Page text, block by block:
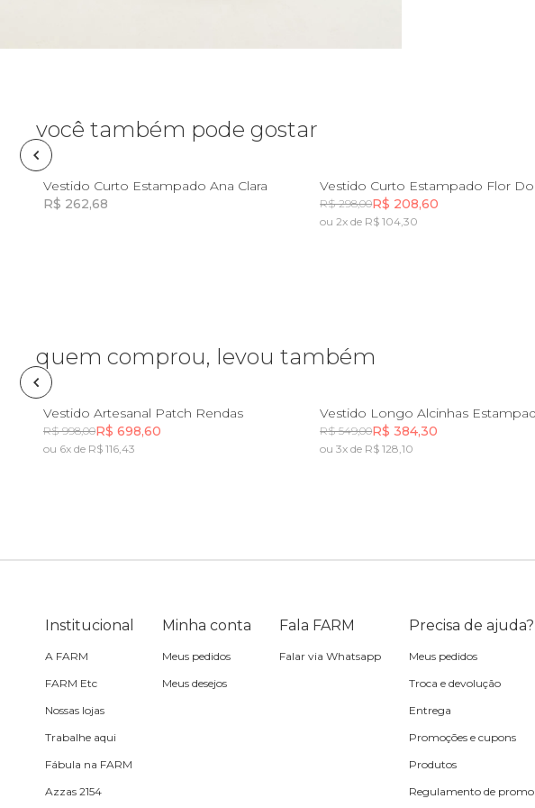
incensário
Toalha
você também pode gostar
Vestido Curto Estampado Ana Clara
R$ 262,68
PP P G GG
R$ 298,00R$ 208,60
ou 2x de R$ 104,30
quem comprou, levou também
PP M
Vestido Artesanal Patch Rendas
R$ 998,00R$ 698,60
ou 6x de R$ 116,43
PP M G
R$ 549,00R$ 384,30
ou 3x de R$ 128,10
Institucional
A FARM
FARM Etc
Nossas lojas
Trabalhe aqui
Fábula na FARM
Azzas 2154
Minha conta
Meus pedidos
Meus desejos
Fala FARM
Falar via Whatsapp
Precisa de ajuda?
Meus pedidos
Troca e devolução
Entrega
Promoções e cupons
Produtos
Regulamento de promo